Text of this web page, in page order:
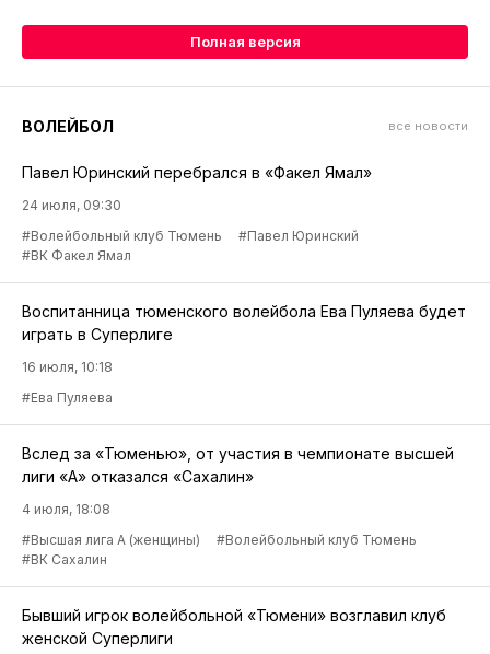
Полная версия
ВОЛЕЙБОЛ все новости
Павел Юринский перебрался в «Факел Ямал»
24 июля, 09:30
#Волейбольный клуб Тюмень
#Павел Юринский
#ВК Факел Ямал
Воспитанница тюменского волейбола Ева Пуляева будет
играть в Суперлиге
16 июля, 10:18
#Ева Пуляева
Вслед за «Тюменью», от участия в чемпионате высшей
лиги «А» отказался «Сахалин»
4 июля, 18:08
#Высшая лига А (женщины)
#Волейбольный клуб Тюмень
#ВК Сахалин
Бывший игрок волейбольной «Тюмени» возглавил клуб
женской Суперлиги